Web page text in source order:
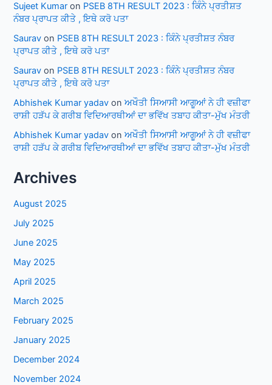
Sujeet Kumar on PSEB 8TH RESULT 2023 : ਕਿੰਨੇ ਪ੍ਰਤੀਸ਼ਤ
ਨੰਬਰ ਪ੍ਰਾਪਤ ਕੀਤੇ , ਇਥੇ ਕਰੋ ਪਤਾ
Saurav on PSEB 8TH RESULT 2023 : ਕਿੰਨੇ ਪ੍ਰਤੀਸ਼ਤ ਨੰਬਰ
ਪ੍ਰਾਪਤ ਕੀਤੇ , ਇਥੇ ਕਰੋ ਪਤਾ
Saurav on PSEB 8TH RESULT 2023 : ਕਿੰਨੇ ਪ੍ਰਤੀਸ਼ਤ ਨੰਬਰ
ਪ੍ਰਾਪਤ ਕੀਤੇ , ਇਥੇ ਕਰੋ ਪਤਾ
Abhishek Kumar yadav onਅਖੌਤੀ ਸਿਆਸੀ ਆਗੂਆਂ ਨੇ ਹੀ ਵਜ਼ੀਫਾ
ਰਾਸ਼ੀ ਹੜੱਪ ਕੇ ਗਰੀਬ ਵਿਦਿਆਰਥੀਆਂ ਦਾ ਭਵਿੱਖ ਤਬਾਹ ਕੀਤਾ-ਮੁੱਖ ਮੰਤਰੀ
Abhishek Kumar yadav onਅਖੌਤੀ ਸਿਆਸੀ ਆਗੂਆਂ ਨੇ ਹੀ ਵਜ਼ੀਫਾ
ਰਾਸ਼ੀ ਹੜੱਪ ਕੇ ਗਰੀਬ ਵਿਦਿਆਰਥੀਆਂ ਦਾ ਭਵਿੱਖ ਤਬਾਹ ਕੀਤਾ-ਮੁੱਖ ਮੰਤਰੀ
Archives
August 2025
July 2025
June 2025
May 2025
April 2025
March 2025
February 2025
January 2025
December 2024
November 2024